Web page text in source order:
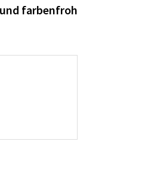
Beitrag:
farbenfroh